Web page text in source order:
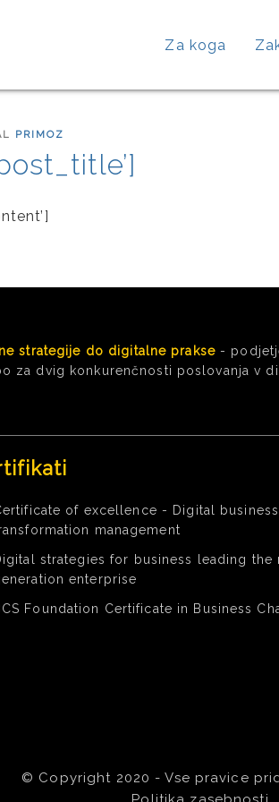
Za koga
PRIMOZ
strategije do digitalne prakse-
za dvig konkurenčnosti poslovanja v
of excellence - Digital business
management
strategies for business leading the
enterprise
Foundation Certificate in Business
© Copyright 2020 - Vse pravice